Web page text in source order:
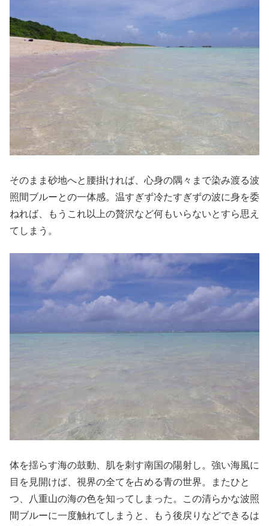
そのまま砂地へと腰掛ければ、心身の隅々まで染み渡る波
照間ブルーとの一体感。温すぎず冷たすぎずの波に身を委
ねれば、もうこれ以上の贅沢など何もいらないとすら思え
てしまう。
体を揺らす海の鼓動、肌を刺す南国の陽射し。強い海風に
目を見開けば、視界の全てを占める青の世界。またひと
つ、八重山の海の色を知ってしまった。この清らかな波照
間ブルーに一度触れてしまうと、もう後戻りなどできるは